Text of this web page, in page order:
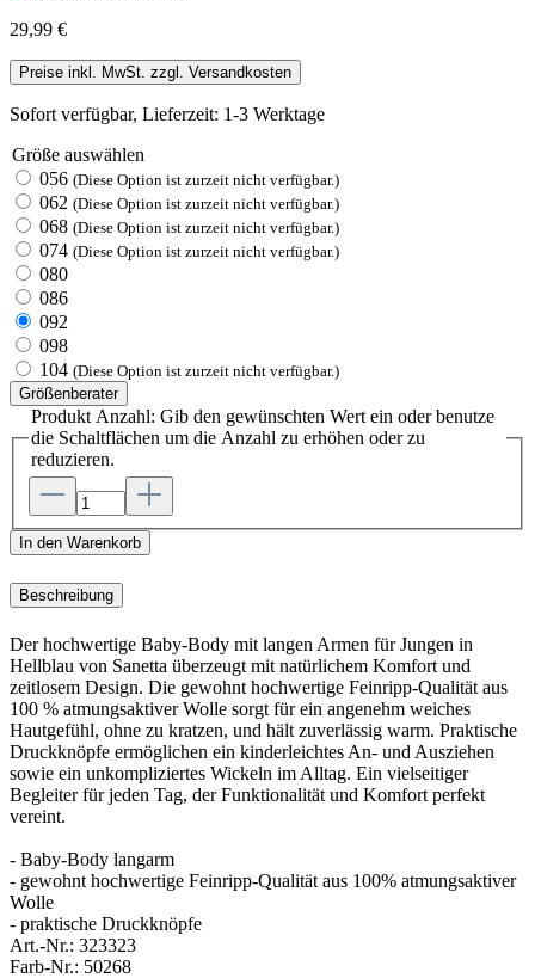
29,99 €
Preise inkl. MwSt. zzgl. Versandkosten
Sofort verfügbar, Lieferzeit: 1-3 Werktage
Größe auswählen
056 (Diese Option ist zurzeit nicht verfügbar.)
062 (Diese Option ist zurzeit nicht verfügbar.)
068 (Diese Option ist zurzeit nicht verfügbar.)
074 (Diese Option ist zurzeit nicht verfügbar.)
080
086
092
098
104 (Diese Option ist zurzeit nicht verfügbar.)
Größenberater
Produkt Anzahl: Gib den gewünschten Wert ein oder benutze
die Schaltflächen um die Anzahl zu erhöhen oder zu
reduzieren.
In den Warenkorb
Beschreibung
Der hochwertige Baby-Body mit langen Armen für Jungen in
Hellblau von Sanetta überzeugt mit natürlichem Komfort und
zeitlosem Design. Die gewohnt hochwertige Feinripp-Qualität aus
100 % atmungsaktiver Wolle sorgt für ein angenehm weiches
Hautgefühl, ohne zu kratzen, und hält zuverlässig warm. Praktische
Druckknöpfe ermöglichen ein kinderleichtes An- und Ausziehen
sowie ein unkompliziertes Wickeln im Alltag. Ein vielseitiger
Begleiter für jeden Tag, der Funktionalität und Komfort perfekt
vereint.
- Baby-Body langarm
- gewohnt hochwertige Feinripp-Qualität aus 100% atmungsaktiver
Wolle
- praktische Druckknöpfe
Art.-Nr.: 323323
Farb-Nr.: 50268